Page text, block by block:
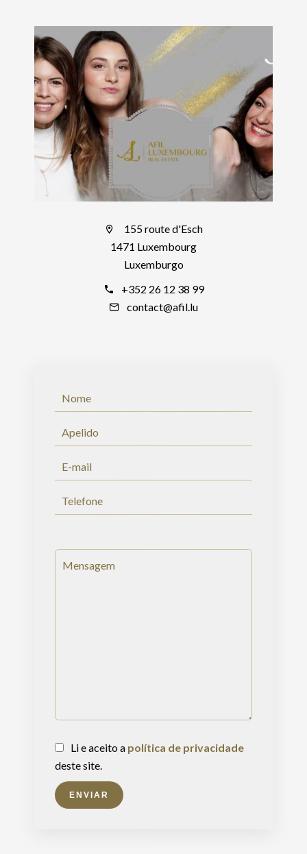
155 route d'Esch
1471 Luxembourg
Luxemburgo
+352 26 12 38 99
contact@afil.lu
Li e aceito a política de privacidade
deste site.
ENVIAR